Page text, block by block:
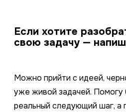
Если хотите
свою задачу —
Можно прийти с идеей,
уже живой задачей. Помогу
реальный следующий шаг, а